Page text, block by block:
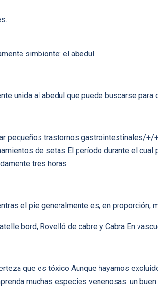
simbionte: el abedul.
unida al abedul que puede buscarse para
pequeños trastornos gastrointestinales/+/
de setas El período durante el cual
tres horas
el pie generalmente es, en proporción,
bord, Rovelló de cabre y Cabra En
que es tóxico Aunque hayamos
muchas especies venenosas: un